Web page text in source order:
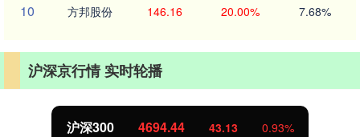
10 方邦股份 146.16 20.00% 7.68%
沪深京行情 实时轮播
北证50 1134.24 11.37 1.01%